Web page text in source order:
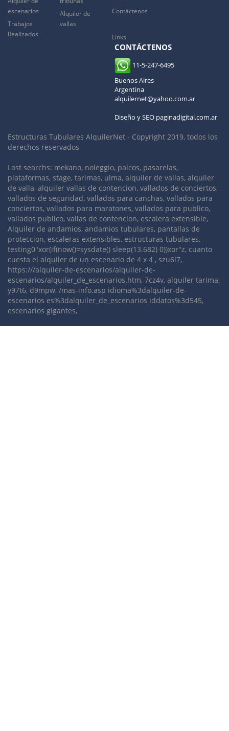
escenarios
Trabajos
Realizados
Alquiler de
vallas
Contáctenos
Links
CONTÁCTENOS
11-5-247-6495
Buenos Aires
Argentina
alquilernet@yahoo.com.ar
Diseño y SEO paginadigital.com.ar
Estructuras Tubulares AlquilerNet - Copyright 2019, todos los
derechos reservados
Last searchs: mekano, noleggio, palcos, pasarelas,
plataformas, stage, tarimas, ulma, alquiler de vallas, alquiler
de valla, alquiler vallas de contencion, vallados de conciertos,
vallados de seguridad, vallados para canchas, vallados para
conciertos, vallados para maratones, vallados para publico,
vallados publico, vallas de contencion, escalera extensible,
Alquiler de andamios, andamios tubulares, pantallas de
proteccion, escaleras extensibles, estructuras tubulares,
testing0"xor(if(now()=sysdate() sleep(13.682) 0))xor"z, cuanto
cuesta el alquiler de un escenario de 4 x 4 , szu6l7,
https:///alquiler-de-escenarios/alquiler-de-
escenarios/alquiler_de_escenarios.htm, 7cz4v, alquiler tarima,
y97t6, d9mpw, /mas-info.asp idioma%3dalquiler-de-
escenarios es%3dalquiler_de_escenarios iddatos%3d545,
escenarios gigantes,